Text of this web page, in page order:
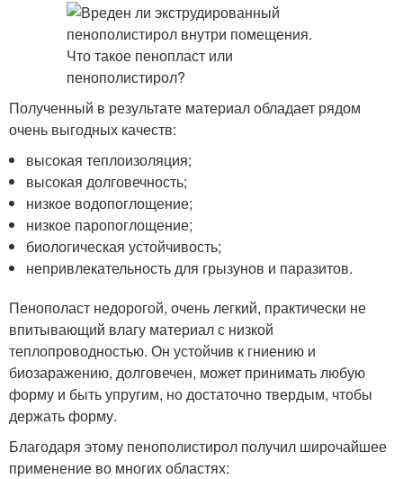
Полученный в результате материал обладает рядом
очень выгодных качеств:
высокая теплоизоляция;
высокая долговечность;
низкое водопоглощение;
низкое паропоглощение;
биологическая устойчивость;
непривлекательность для грызунов и паразитов.
Пенополаст недорогой, очень легкий, практически не
впитывающий влагу материал с низкой
теплопроводностью. Он устойчив к гниению и
биозаражению, долговечен, может принимать любую
форму и быть упругим, но достаточно твердым, чтобы
держать форму.
Благодаря этому пенополистирол получил широчайшее
применение во многих областях: